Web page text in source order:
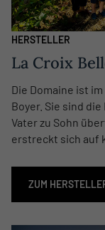
HERSTELLER
La Croix
Die Domaine ist
Boyer. Sie sind
Vater zu Sohn
erstreckt sich auf
ZUM